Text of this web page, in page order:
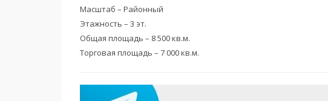
Масштаб – Районный
Этажность – 3 эт.
Общая площадь – 8 500 кв.м.
Торговая площадь – 7 000 кв.м.